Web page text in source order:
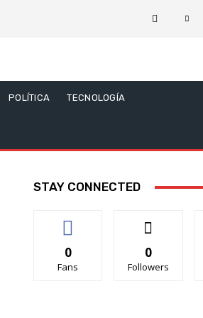
POLÍTICA TECNOLOGÍA
STAY CONNECTED
0
Fans
0
Followers